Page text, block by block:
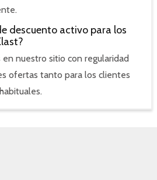
descuento activo para los
nuestro sitio con regularidad
ofertas tanto para los clientes